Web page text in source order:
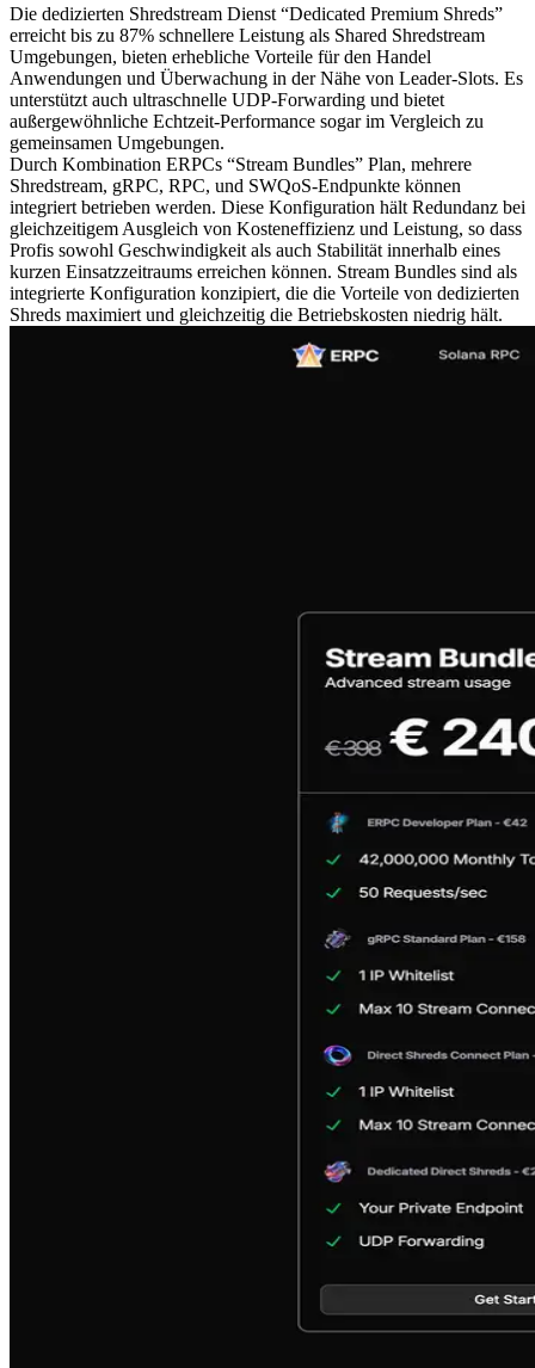
Die dedizierten Shredstream Dienst “Dedicated Premium Shreds”
erreicht bis zu 87% schnellere Leistung als Shared Shredstream
Umgebungen, bieten erhebliche Vorteile für den Handel
Anwendungen und Überwachung in der Nähe von Leader-Slots. Es
unterstützt auch ultraschnelle UDP-Forwarding und bietet
außergewöhnliche Echtzeit-Performance sogar im Vergleich zu
gemeinsamen Umgebungen.
Durch Kombination ERPCs “Stream Bundles” Plan, mehrere
Shredstream, gRPC, RPC, und SWQoS-Endpunkte können
integriert betrieben werden. Diese Konfiguration hält Redundanz bei
gleichzeitigem Ausgleich von Kosteneffizienz und Leistung, so dass
Profis sowohl Geschwindigkeit als auch Stabilität innerhalb eines
kurzen Einsatzzeitraums erreichen können. Stream Bundles sind als
integrierte Konfiguration konzipiert, die die Vorteile von dedizierten
Shreds maximiert und gleichzeitig die Betriebskosten niedrig hält.